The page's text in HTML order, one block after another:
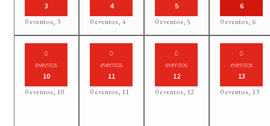
3
0 eventos, 3
4
0 eventos, 4
5
0 eventos,5
6
0 eventos, 6
0
eventos
10
0 eventos, 10
0
eventos
11
0 eventos, 11
0
eventos
12
0 eventos, 12
0
eventos
13
0 eventos, 13